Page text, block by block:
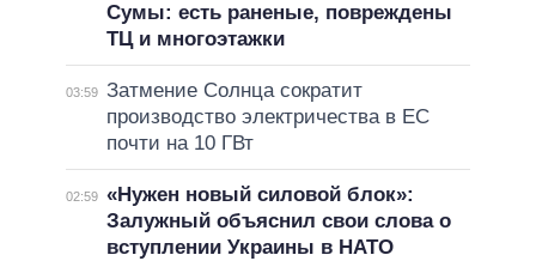
Сумы: есть раненые, повреждены
ТЦ и многоэтажки
03:59 Затмение Солнца сократит
производство электричества в ЕС
почти на 10 ГВт
02:59 «Нужен новый силовой блок»:
Залужный объяснил свои слова о
вступлении Украины в НАТО